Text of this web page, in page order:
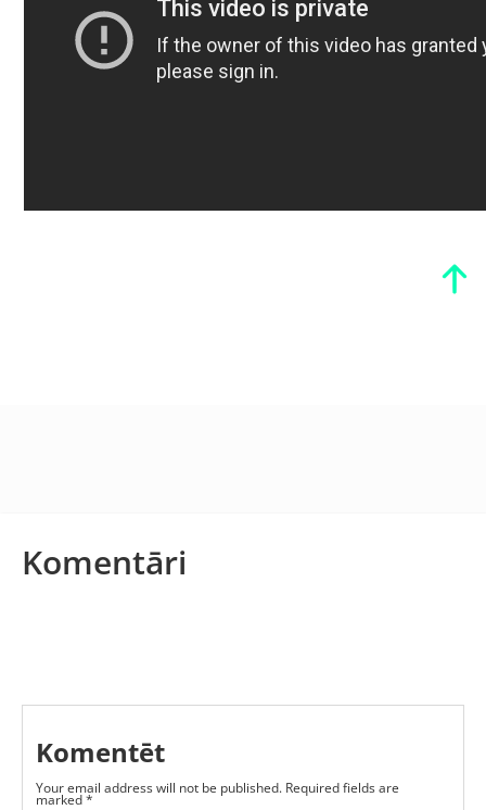
Komentāri
Komentēt
Your email address will not be published. Required fields are
marked*